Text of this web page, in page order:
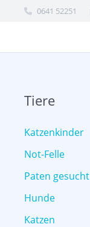
0641 52251
Tiere
Katzenkinder
Not-Felle
Paten gesucht
Hunde
Katzen